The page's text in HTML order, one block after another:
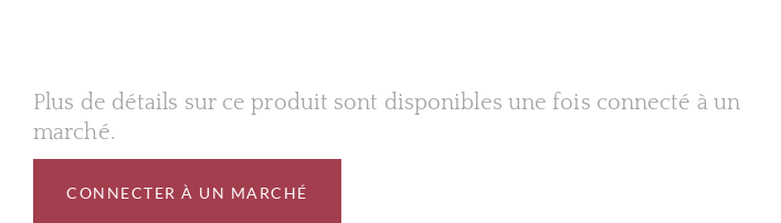
Plus de détails sur ce produit sont disponibles une fois connecté à un
marché.
CONNECTER À UN MARCHÉ